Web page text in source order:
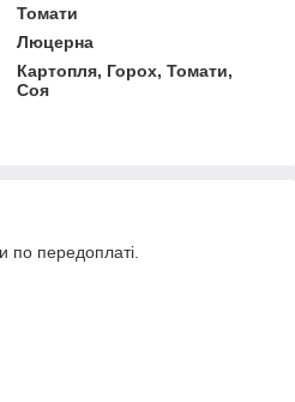
Томати
Люцерна
Картопля, Горох, Томати,
Соя
по передоплаті.